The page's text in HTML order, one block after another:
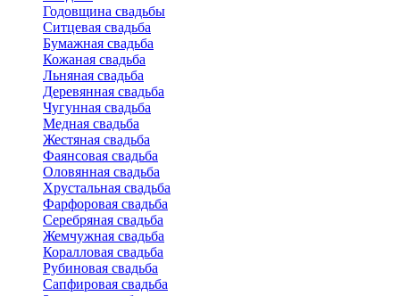
Годовщина свадьбы
Ситцевая свадьба
Бумажная свадьба
Кожаная свадьба
Льняная свадьба
Деревянная свадьба
Чугунная свадьба
Медная свадьба
Жестяная свадьба
Фаянсовая свадьба
Оловянная свадьба
Хрустальная свадьба
Фарфоровая свадьба
Серебряная свадьба
Жемчужная свадьба
Коралловая свадьба
Рубиновая свадьба
Сапфировая свадьба